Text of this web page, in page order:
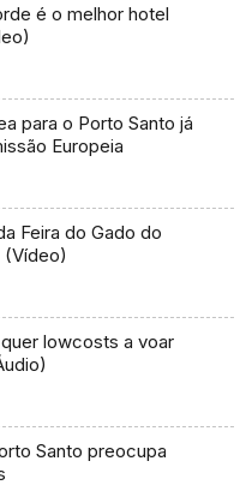
é o melhor hotel
para o Porto Santo já
Europeia
Feira do Gado do
lowcosts a voar
Santo preocupa